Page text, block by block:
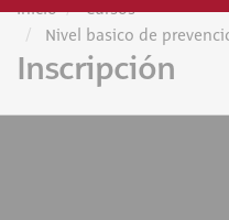
Inicio
Cursos
Nivel basico de
Inscripción